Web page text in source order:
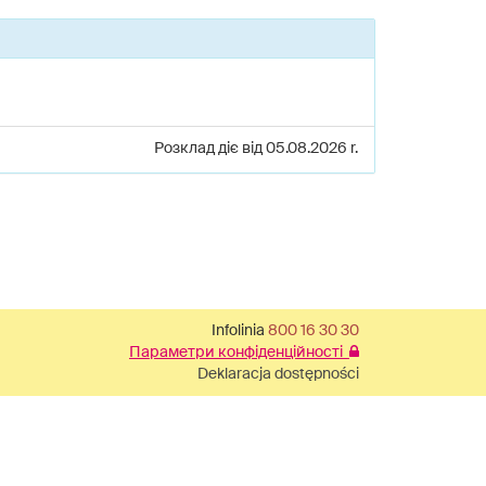
Розклад діє від 05.08.2026 r.
Infolinia 800 16 30 30
Параметри конфіденційності
Deklaracja dostępności